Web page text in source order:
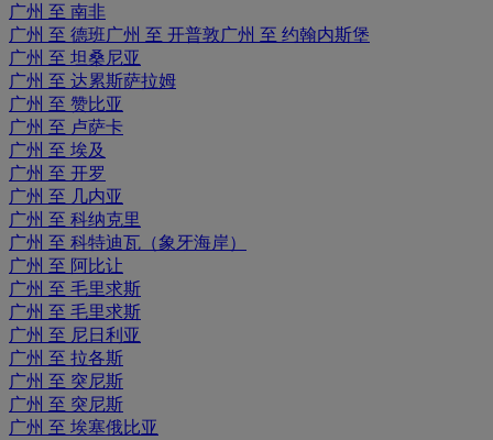
广州 至 南非
广州 至 德班广州 至 开普敦广州 至 约翰内斯堡
广州 至 坦桑尼亚
广州 至 达累斯萨拉姆
广州 至 赞比亚
广州 至 卢萨卡
广州 至 埃及
广州 至 开罗
广州 至 几内亚
广州 至 科纳克里
广州 至 科特迪瓦（象牙海岸）
广州 至 阿比让
广州 至 毛里求斯
广州 至 毛里求斯
广州 至 尼日利亚
广州 至 拉各斯
广州 至 突尼斯
广州 至 突尼斯
广州 至 埃塞俄比亚